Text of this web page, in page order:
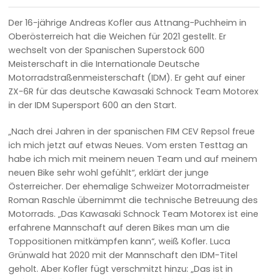
Der 16-jährige Andreas Kofler aus Attnang-Puchheim in
Oberösterreich hat die Weichen für 2021 gestellt. Er
wechselt von der Spanischen Superstock 600
Meisterschaft in die Internationale Deutsche
Motorradstraßenmeisterschaft (IDM). Er geht auf einer
ZX-6R für das deutsche Kawasaki Schnock Team Motorex
in der IDM Supersport 600 an den Start.
„Nach drei Jahren in der spanischen FIM CEV Repsol freue
ich mich jetzt auf etwas Neues. Vom ersten Testtag an
habe ich mich mit meinem neuen Team und auf meinem
neuen Bike sehr wohl gefühlt“, erklärt der junge
Österreicher. Der ehemalige Schweizer Motorradmeister
Roman Raschle übernimmt die technische Betreuung des
Motorrads. „Das Kawasaki Schnock Team Motorex ist eine
erfahrene Mannschaft auf deren Bikes man um die
Toppositionen mitkämpfen kann“, weiß Kofler. Luca
Grünwald hat 2020 mit der Mannschaft den IDM-Titel
geholt. Aber Kofler fügt verschmitzt hinzu: „Das ist in